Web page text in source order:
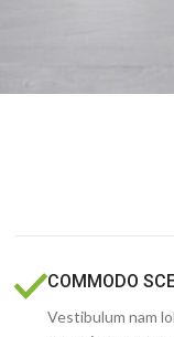
COMMODO
Vestibulum nam